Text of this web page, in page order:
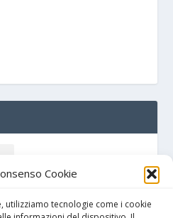
Cookie
utilizziamo tecnologie come i cookie